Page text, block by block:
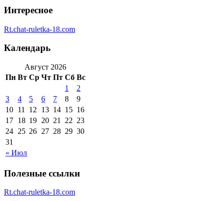
Интересное
Rt.chat-ruletka-18.com
Календарь
Август 2026
Пн Вт Ср Чт Пт Сб Вс
« Июл
1
2
3
4 5 6 7 8
9
10 11 12 13 14 15 16
17 18 19 20 21 22 23
24 25 26 27 28 29 30
31
Полезные ссылки
Rt.chat-ruletka-18.com